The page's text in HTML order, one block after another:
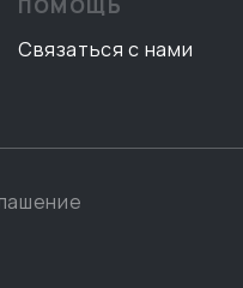
ПОМОЩЬ
Связаться с нами